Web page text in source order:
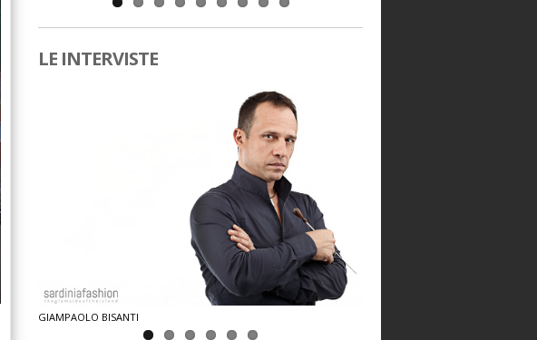
LE INTERVISTE
GIAMPAOLO BISANTI